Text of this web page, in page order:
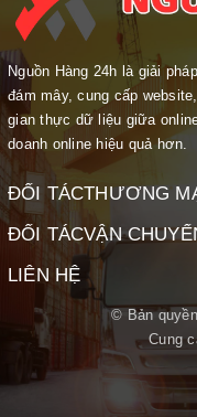
Nguồn Hàng 24h là giải
đám mây, cung cấp
gian thực dữ liệu giữa
doanh online hiệu quả hơn.
ĐỐI TÁCTHƯƠNG
ĐỐI TÁCVẬN
LIÊN HỆ
© Bản
Cung